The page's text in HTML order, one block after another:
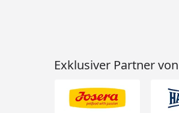
Exklusiver Partner von